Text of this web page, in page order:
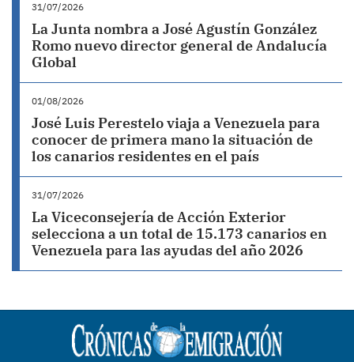
31/07/2026
La Junta nombra a José Agustín González
Romo nuevo director general de Andalucía
Global
01/08/2026
José Luis Perestelo viaja a Venezuela para
conocer de primera mano la situación de
los canarios residentes en el país
31/07/2026
La Viceconsejería de Acción Exterior
selecciona a un total de 15.173 canarios en
Venezuela para las ayudas del año 2026